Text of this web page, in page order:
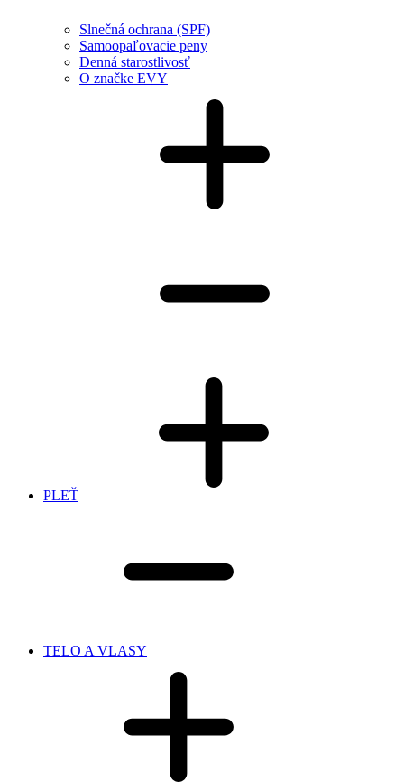
Slnečná ochrana (SPF)
Samoopaľovacie peny
Denná starostlivosť
O značke EVY
PLEŤ
TELO A VLASY